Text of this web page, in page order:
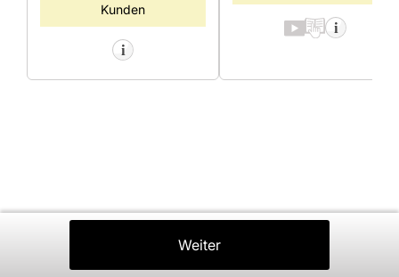
Kunden
Weiter